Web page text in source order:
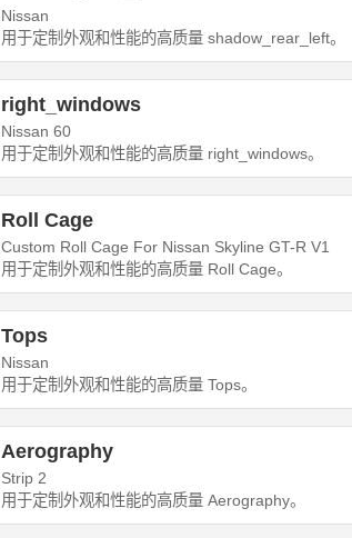
Nissan
用于定制外观和性能的高质量 shadow_rear_left。
right_windows
Nissan 60
用于定制外观和性能的高质量 right_windows。
Roll Cage
Custom Roll Cage For Nissan Skyline GT-R V1
用于定制外观和性能的高质量 Roll Cage。
Tops
Nissan
用于定制外观和性能的高质量 Tops。
Aerography
Strip 2
用于定制外观和性能的高质量 Aerography。